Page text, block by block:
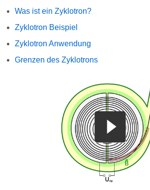
Was ist ein Zyklotron?
Zyklotron Beispiel
Zyklotron Anwendung
Grenzen des Zyklotrons